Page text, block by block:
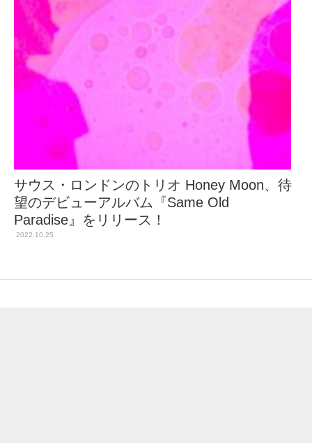
サウス・ロンドンのトリオ Honey Moon、待
望のデビューアルバム『Same Old
Paradise』をリリース！
2022.10.25